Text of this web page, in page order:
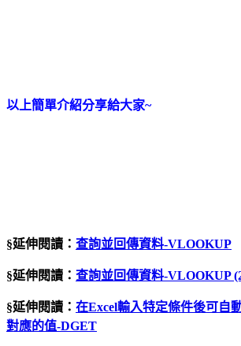
以上簡單介紹分享給大家~
§延伸閱讀： 查詢並回傳資料-VLOOKUP
§延伸閱讀： 查詢並回傳資料-VLOOKUP
§延伸閱讀： 在Excel輸入特定條件後可自
對應的值-DGET